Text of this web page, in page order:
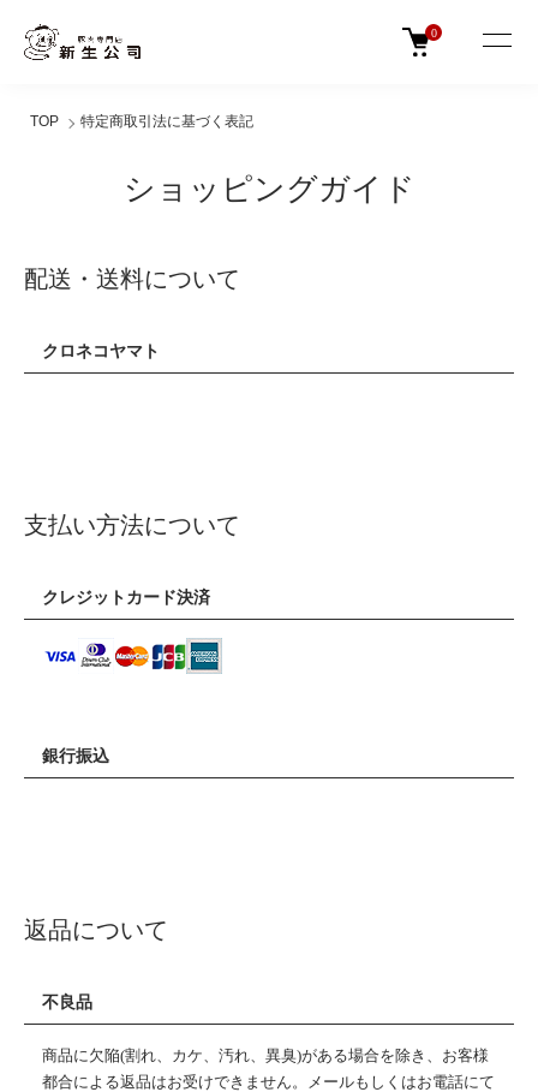
0
TOP 特定商取引法に基づく表記
ショッピングガイド
配送・送料について
クロネコヤマト
支払い方法について
クレジットカード決済
銀行振込
返品について
不良品
商品に欠陥(割れ、カケ、汚れ、異臭)がある場合を除き、お客様
都合による返品はお受けできません。メールもしくはお電話にて